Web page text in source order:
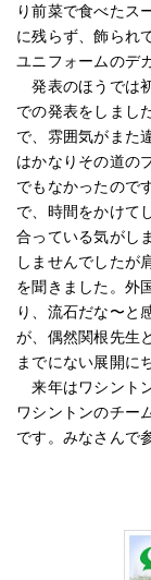
り前菜で食べたス
に残らず、飾られ
ユニフォームのデ
発表のほうでは
での発表をしまし
で、雰囲気がまた
はかなりその道の
でもなかったので
で、時間をかけて
合っている気がし
しませんでしたが
を聞きました。外
り、流石だな〜と
が、偶然関根先生
までにない展開に
来年はワシント
ワシントンのチー
です。みなさんで